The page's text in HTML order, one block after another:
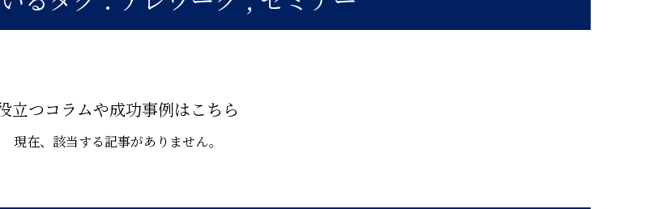
立つコラムや成功事例はこちら
現在、該当する記事がありません。